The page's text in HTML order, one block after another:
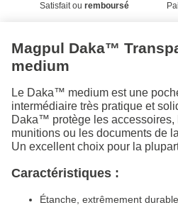
Satisfait ou remboursé
Magpul Daka™
medium
Le Daka™ medium est une
intermédiaire très pratique et
Daka™ protège les accessoires,
munitions ou les documents de
Un excellent choix pour la
Caractéristiques :
Étanche, extrêmement